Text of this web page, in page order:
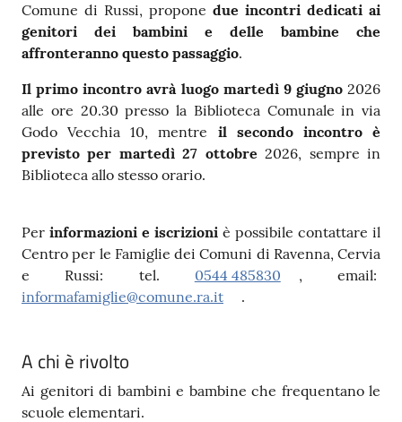
Comune di Russi, propone due incontri dedicati ai
genitori dei bambini e delle bambine che
affronteranno questo passaggio.
Il primo incontro avrà luogo martedì 9 giugno2026
alle ore 20.30 presso la Biblioteca Comunale in via
Godo Vecchia 10, mentre il secondo incontro è
previsto per martedì 27 ottobre 2026, sempre in
Biblioteca allo stesso orario.
Per informazioni e iscrizioni è possibile contattare il
Centro per le Famiglie dei Comuni di Ravenna, Cervia
e Russi: tel. 0544 485830
, email:
informafamiglie@comune.ra.it
.
A chi è rivolto
Ai genitori di bambini e bambine che frequentano le
scuole elementari.